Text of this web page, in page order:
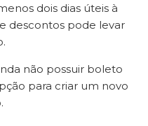
dois dias úteis à
descontos pode levar
não possuir boleto
para criar um novo